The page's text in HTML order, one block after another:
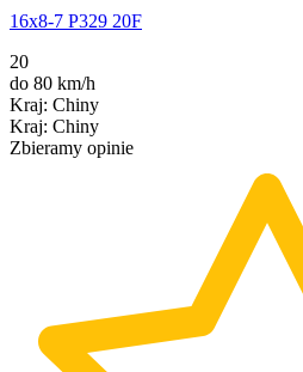
16x8-7 P329 20F
20
do 80 km/h
Kraj: Chiny
Kraj: Chiny
Zbieramy opinie